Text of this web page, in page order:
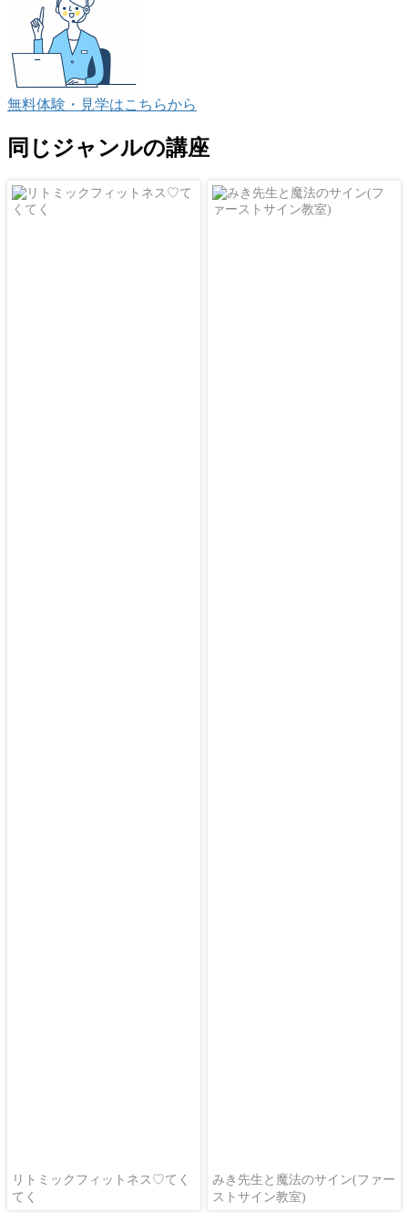
無料体験・見学はこちらから
同じジャンルの講座
リトミックフィットネス♡てく
てく
みき先生と魔法のサイン(ファー
ストサイン教室)